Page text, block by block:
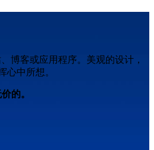
博客或应用程序。美观的设计，
心中所想。
的。